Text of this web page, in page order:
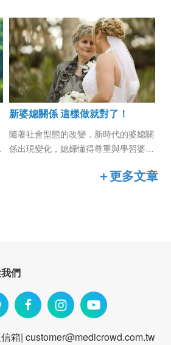
新婆媳關係 這樣做就對了！
隨著社會型態的改變，新時代的婆媳關
係出現變化，媳婦懂得尊重與學習婆婆
自己，才能營造互信互愛的新婆媳關
＋更多文章
們
箱| customer@medicrowd.com.tw